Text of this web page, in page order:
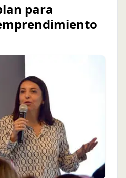
para